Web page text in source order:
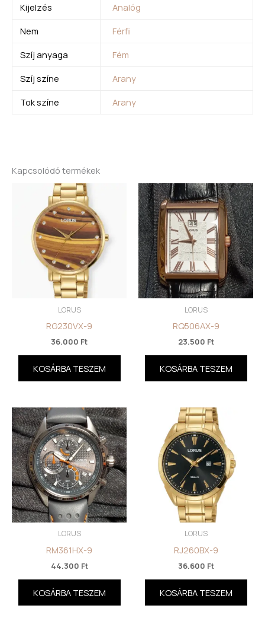
Kijelzés
Analóg
Nem
Férfi
Szíj anyaga
Fém
Szíj színe
Arany
Tok színe
Arany
Kapcsolódó termékek
LORUS
RG230VX-9
36.000 Ft
KOSÁRBA TESZEM
LORUS
RQ506AX-9
23.500 Ft
KOSÁRBA TESZEM
LORUS
RM361HX-9
44.300 Ft
KOSÁRBA TESZEM
LORUS
RJ260BX-9
36.600 Ft
KOSÁRBA TESZEM